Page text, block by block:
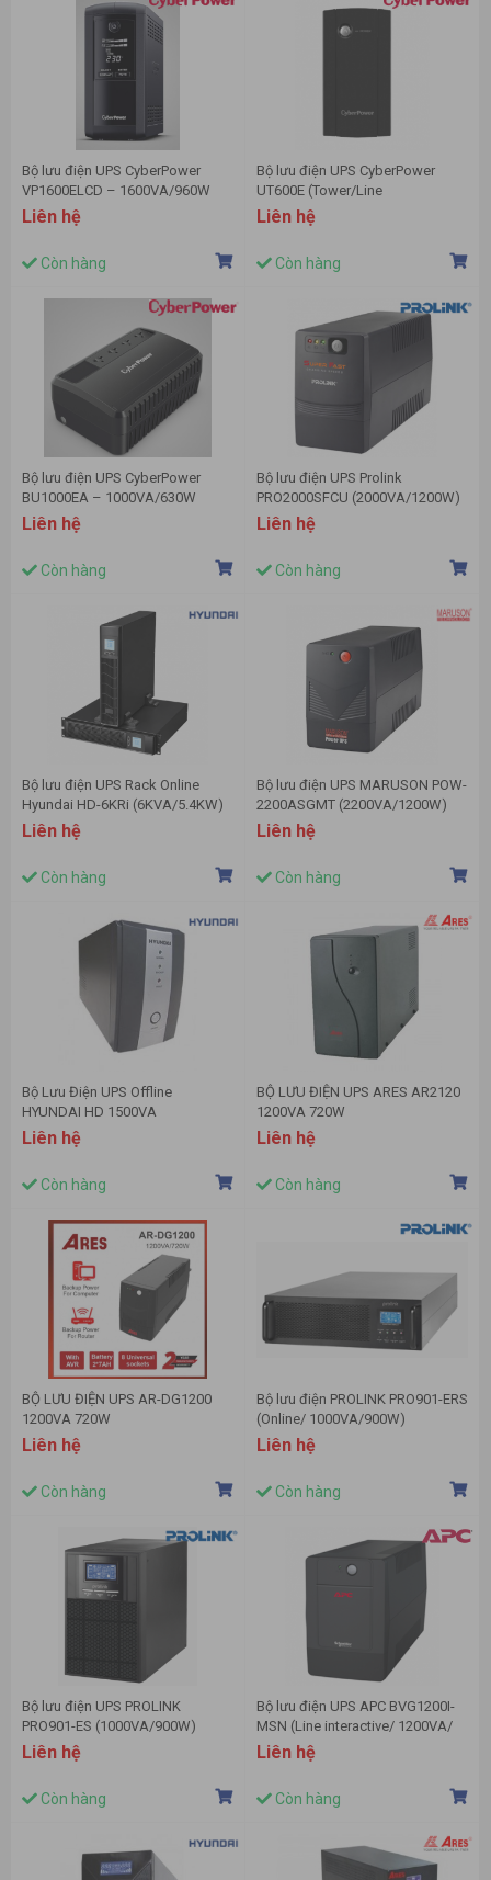
Bộ lưu điện UPS CyberPower
VP1600ELCD – 1600VA/960W
Liên hệ
Còn hàng
Bộ lưu điện UPS CyberPower
UT600E (Tower/Line
Interactive/600VA/360W)
Liên hệ
Còn hàng
Bộ lưu điện UPS CyberPower
BU1000EA – 1000VA/630W
Liên hệ
Còn hàng
Bộ lưu điện UPS Prolink
PRO2000SFCU (2000VA/1200W)
Liên hệ
Còn hàng
Bộ lưu điện UPS Rack Online
Hyundai HD-6KRi (6KVA/5.4KW)
Liên hệ
Còn hàng
Bộ lưu điện UPS MARUSON POW-
2200ASGMT (2200VA/1200W)
Liên hệ
Còn hàng
Bộ Lưu Điện UPS Offline
HYUNDAI HD 1500VA
(1500VA/900W)
Liên hệ
Còn hàng
BỘ LƯU ĐIỆN UPS ARES AR2120
1200VA 720W
Liên hệ
Còn hàng
BỘ LƯU ĐIỆN UPS AR-DG1200
1200VA 720W
Liên hệ
Còn hàng
Bộ lưu điện PROLINK PRO901-ERS
(Online/ 1000VA/900W)
Liên hệ
Còn hàng
Bộ lưu điện UPS PROLINK
PRO901-ES (1000VA/900W)
Liên hệ
Còn hàng
Bộ lưu điện UPS APC BVG1200I-
MSN (Line interactive/ 1200VA/
650W)
Liên hệ
Còn hàng